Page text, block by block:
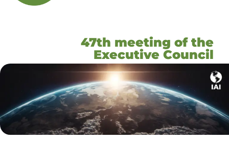
47th meeting of the
Executive Council